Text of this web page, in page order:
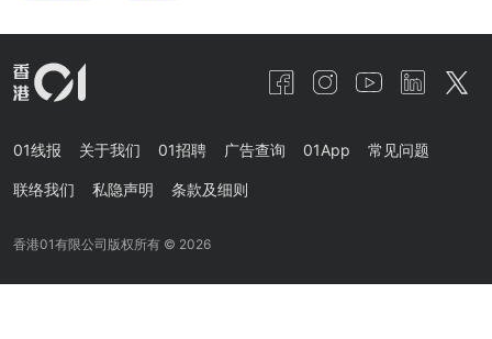
01线报 关于我们 01招聘 广告查询 01App 常见问题
联络我们 私隐声明 条款及细则
香港01有限公司版权所有 © 2026